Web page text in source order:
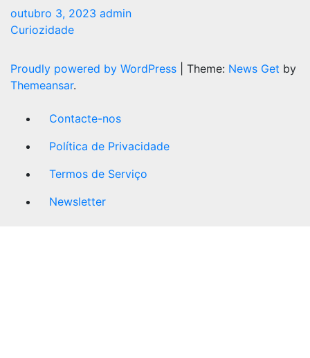
outubro 3, 2023 admin
Curiozidade
Proudly powered by WordPress Theme: News Get by
Themeansar.
Contacte-nos
Política de Privacidade
Termos de Serviço
Newsletter